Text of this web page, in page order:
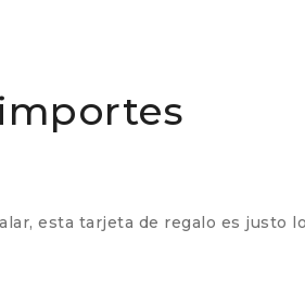
esta tarjeta de regalo es